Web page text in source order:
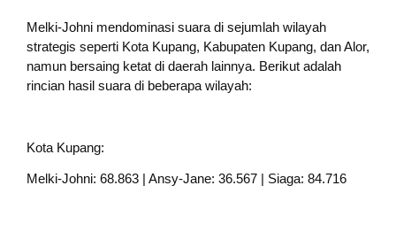
Melki-Johni mendominasi suara di sejumlah wilayah
strategis seperti Kota Kupang, Kabupaten Kupang, dan Alor,
namun bersaing ketat di daerah lainnya. Berikut adalah
rincian hasil suara di beberapa wilayah:
Kota Kupang:
Melki-Johni: 68.863 | Ansy-Jane: 36.567 | Siaga: 84.716